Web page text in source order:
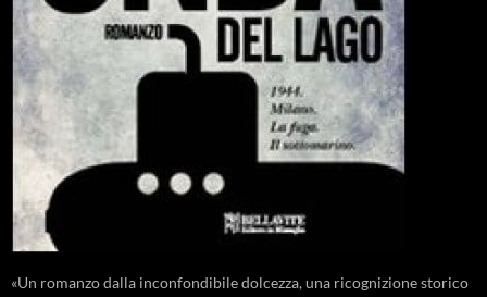
«Un romanzo dalla inconfondibile dolcezza, una ricognizione storico